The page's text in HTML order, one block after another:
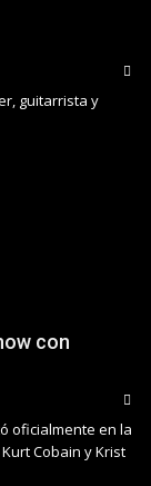
guitarrista y
con
oficialmente en la
Cobain y Krist